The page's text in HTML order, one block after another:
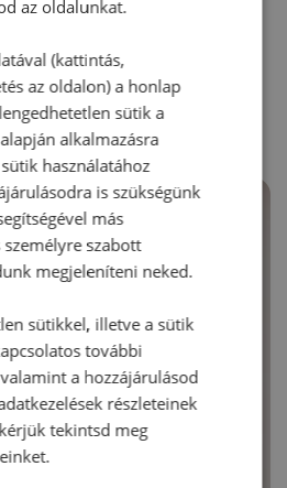
az oldalunkat.
(kattintás,
az oldalon) a honlap
sütik a
alkalmazásra
használatához
is szükségünk
más
szabott
megjeleníteni neked.
sütikkel, illetve a sütik
további
a hozzájárulásod
részleteinek
tekintsd meg